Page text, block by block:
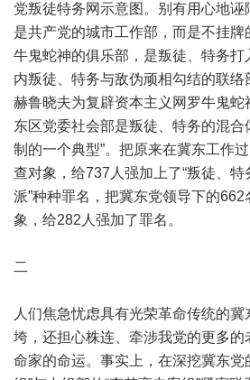
党叛徒特务网示意图。别有用心地诬
是共产党的城市工作部，而是不挂
牛鬼蛇神的俱乐部，是叛徒、特务打
内叛徒、特务与敌伪顽相勾结的联络
赫鲁晓夫为复辟资本主义网罗牛鬼蛇
东区党委社会部是叛徒、特务的混合
制的一个典型”。把原来在冀东工作
查对象，给737人强加上了“叛徒、
派”种种罪名，把冀东党领导下的
象，给282人强加了罪名。
二
人们焦急忧虑具有光荣革命传统的
垮，还担心株连、牵涉我党的更多
命家的命运。事实上，在深挖冀东党